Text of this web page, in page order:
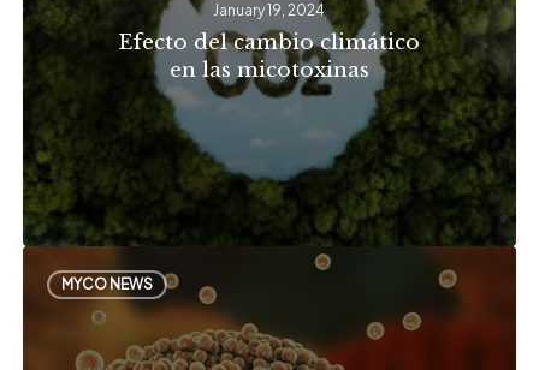
las
micotoxinas
January 19, 2024
Efecto del cambio climático
en las micotoxinas
MYCO NEWS
Revisando
años